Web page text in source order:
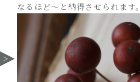
なるほど～と納得させられます。